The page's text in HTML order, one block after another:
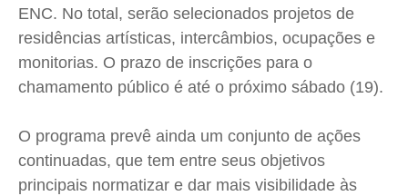
Economia
Cultura
Colunas
Caetano Roque
Wanda Sily
Economia
Cultura
Colunas
Caetano Roque
Wanda Sily
Economia
Cultura
Colunas
Caetano Roque
Wanda Sily
Economia
Cultura
Colunas
Caetano Roque
Wanda Sily
ENC. No total, serão selecionados projetos de
residências artísticas, intercâmbios, ocupações e
monitorias. O prazo de inscrições para o
chamamento público é até o próximo sábado (19).
O programa prevê ainda um conjunto de ações
continuadas, que tem entre seus objetivos
principais normatizar e dar mais visibilidade às